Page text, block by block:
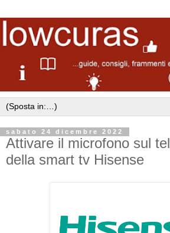
sabato 24 dicembre 2022
Attivare il microfono sul
della smart tv Hisense